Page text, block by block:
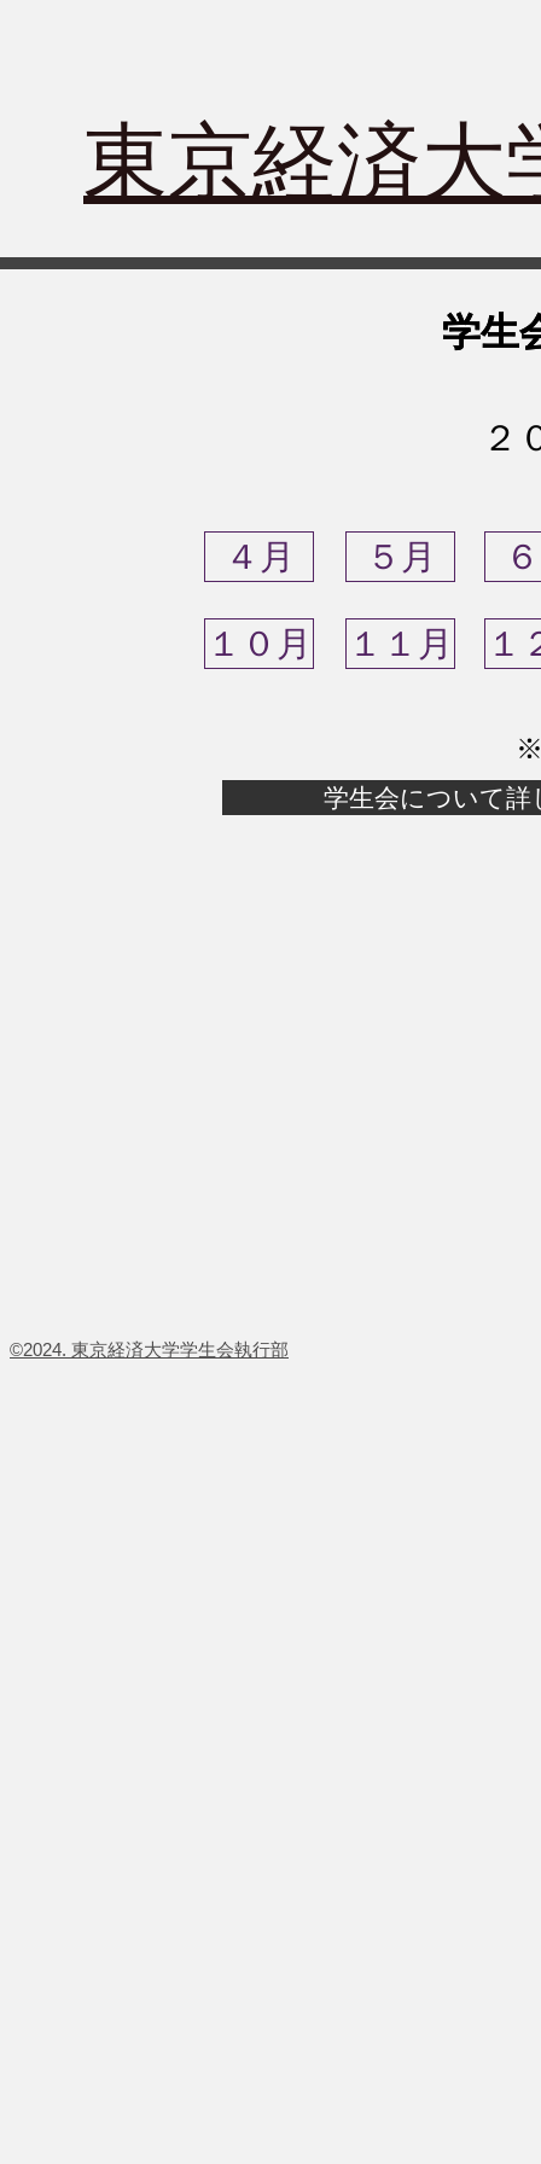
東京経済大
学生
学生
２
４月 ５月
１０月 １１月 １
​※
学生会について
​©2024. 東京経済大学学生会執行部